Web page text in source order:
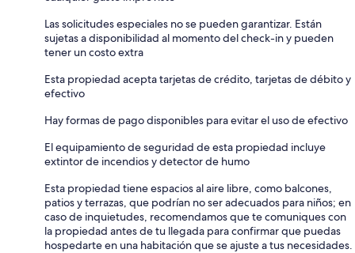
Las solicitudes especiales no se pueden garantizar. Están
sujetas a disponibilidad al momento del check-in y pueden
tener un costo extra
Esta propiedad acepta tarjetas de crédito, tarjetas de débito y
efectivo
Hay formas de pago disponibles para evitar el uso de efectivo
El equipamiento de seguridad de esta propiedad incluye
extintor de incendios y detector de humo
Esta propiedad tiene espacios al aire libre, como balcones,
patios y terrazas, que podrían no ser adecuados para niños; en
caso de inquietudes, recomendamos que te comuniques con
la propiedad antes de tu llegada para confirmar que puedas
hospedarte en una habitación que se ajuste a tus necesidades.